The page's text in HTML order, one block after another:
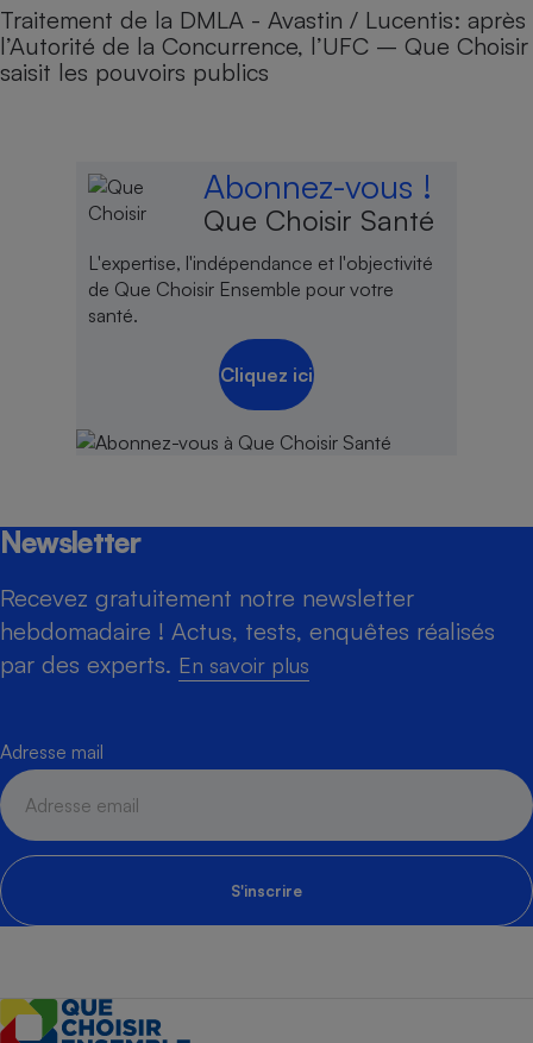
Traitement de la DMLA - Avastin / Lucentis: après
l’Autorité de la Concurrence, l’UFC – Que Choisir
saisit les pouvoirs publics
Abonnez-vous !
Que Choisir Santé
L'expertise, l'indépendance et l'objectivité
de Que Choisir Ensemble pour votre
santé.
Cliquez ici
Newsletter
Recevez gratuitement notre newsletter
hebdomadaire ! Actus, tests, enquêtes réalisés
par des experts. En savoir plus
Adresse mail
S'inscrire